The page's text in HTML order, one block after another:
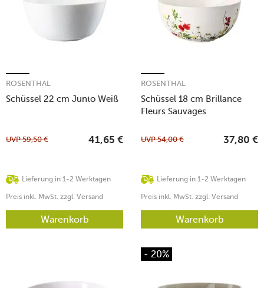
Schüssel 22 cm Junto Weiß
ROSENTHAL
Lieferung in 1-2 Werktagen
UVP59,50 € 41,65 €
Preis inkl. MwSt. zzgl. Versand
Warenkorb
Schüssel 18 cm Brillance
Fleurs Sauvages
ROSENTHAL
Lieferung in 1-2 Werktagen
UVP54,00 € 37,80 €
Preis inkl. MwSt. zzgl. Versand
Warenkorb
- 20%